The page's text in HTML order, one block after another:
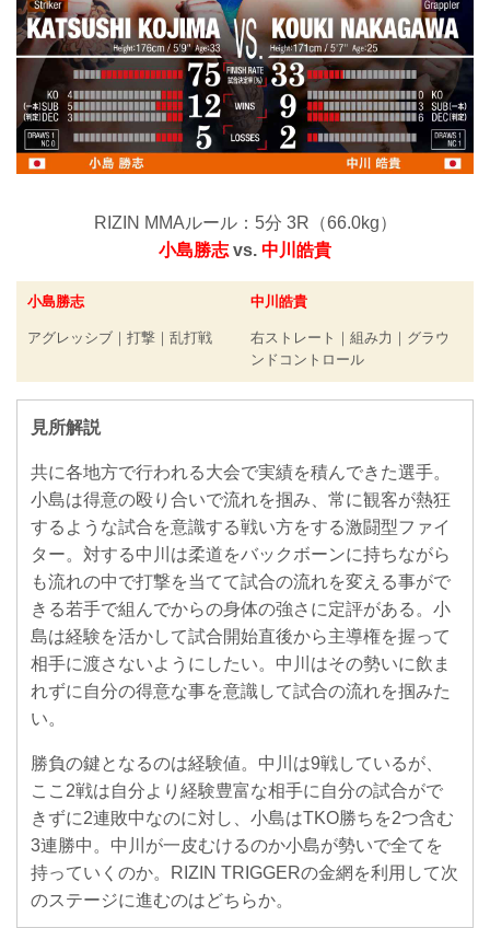
RIZIN MMAルール：5分 3R（66.0kg）
小島勝志 vs. 中川皓貴
小島勝志
アグレッシブ｜打撃｜乱打戦
中川皓貴
右ストレート｜組み力｜グラウ
ンドコントロール
見所解説
共に各地方で行われる大会で実績を積んできた選手。
小島は得意の殴り合いで流れを掴み、常に観客が熱狂
するような試合を意識する戦い方をする激闘型ファイ
ター。対する中川は柔道をバックボーンに持ちながら
も流れの中で打撃を当てて試合の流れを変える事がで
きる若手で組んでからの身体の強さに定評がある。小
島は経験を活かして試合開始直後から主導権を握って
相手に渡さないようにしたい。中川はその勢いに飲ま
れずに自分の得意な事を意識して試合の流れを掴みた
い。
勝負の鍵となるのは経験値。中川は9戦しているが、
ここ2戦は自分より経験豊富な相手に自分の試合がで
きずに2連敗中なのに対し、小島はTKO勝ちを2つ含む
3連勝中。中川が一皮むけるのか小島が勢いで全てを
持っていくのか。RIZIN TRIGGERの金網を利用して次
のステージに進むのはどちらか。